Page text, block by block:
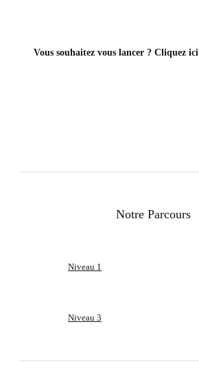
Vous souhaitez vous lancer ? Cliquez ici
Notre Parcours
Niveau 1
Niveau 3